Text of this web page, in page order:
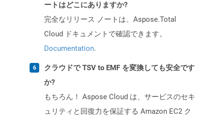
ートはどこにありますか?
完全なリリース ノートは、Aspose.Total
Cloud ドキュメントで確認できます。
Documentation.
クラウドで TSV to EMF を変換しても安全です
か?
もちろん！ Aspose Cloud は、サービスのセキ
ュリティと回復力を保証する Amazon EC2 ク